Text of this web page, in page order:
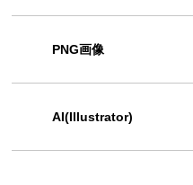
PNG画像
AI(Illustrator)